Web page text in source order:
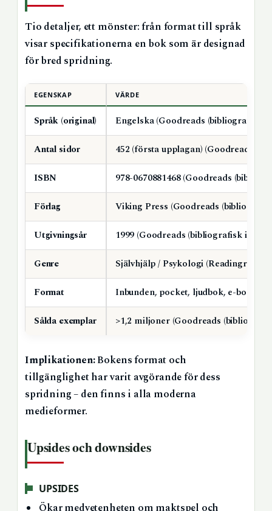
Tio detaljer, ett mönster: från format till språk
visar specifikationerna en bok som är designad
för bred spridning.
EGENSKAP VÄRDE
Språk (original) Engelska (Goodreads (bibliografisk
Antal sidor 452 (första upplagan) (Goodreads
ISBN 978-0670881468 (Goodreads
Förlag Viking Press (Goodreads
Utgivningsår 1999 (Goodreads (bibliografisk info))
Genre Självhjälp / Psykologi
Format Inbunden, pocket, ljudbok, e-bok
Sålda exemplar >1,2 miljoner (Goodreads
Implikationen:Bokens format och
tillgänglighet har varit avgörande för dess
spridning – den finns i alla moderna
medieformer.
Upsides och downsides
UPSIDES